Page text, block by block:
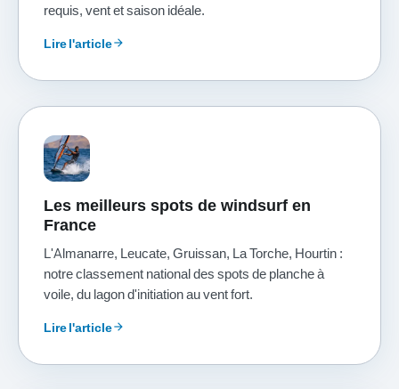
requis, vent et saison idéale.
Lire l'articlearrow_forward
Les meilleurs spots de windsurf en
France
L'Almanarre, Leucate, Gruissan, La Torche, Hourtin :
notre classement national des spots de planche à
voile, du lagon d'initiation au vent fort.
Lire l'articlearrow_forward